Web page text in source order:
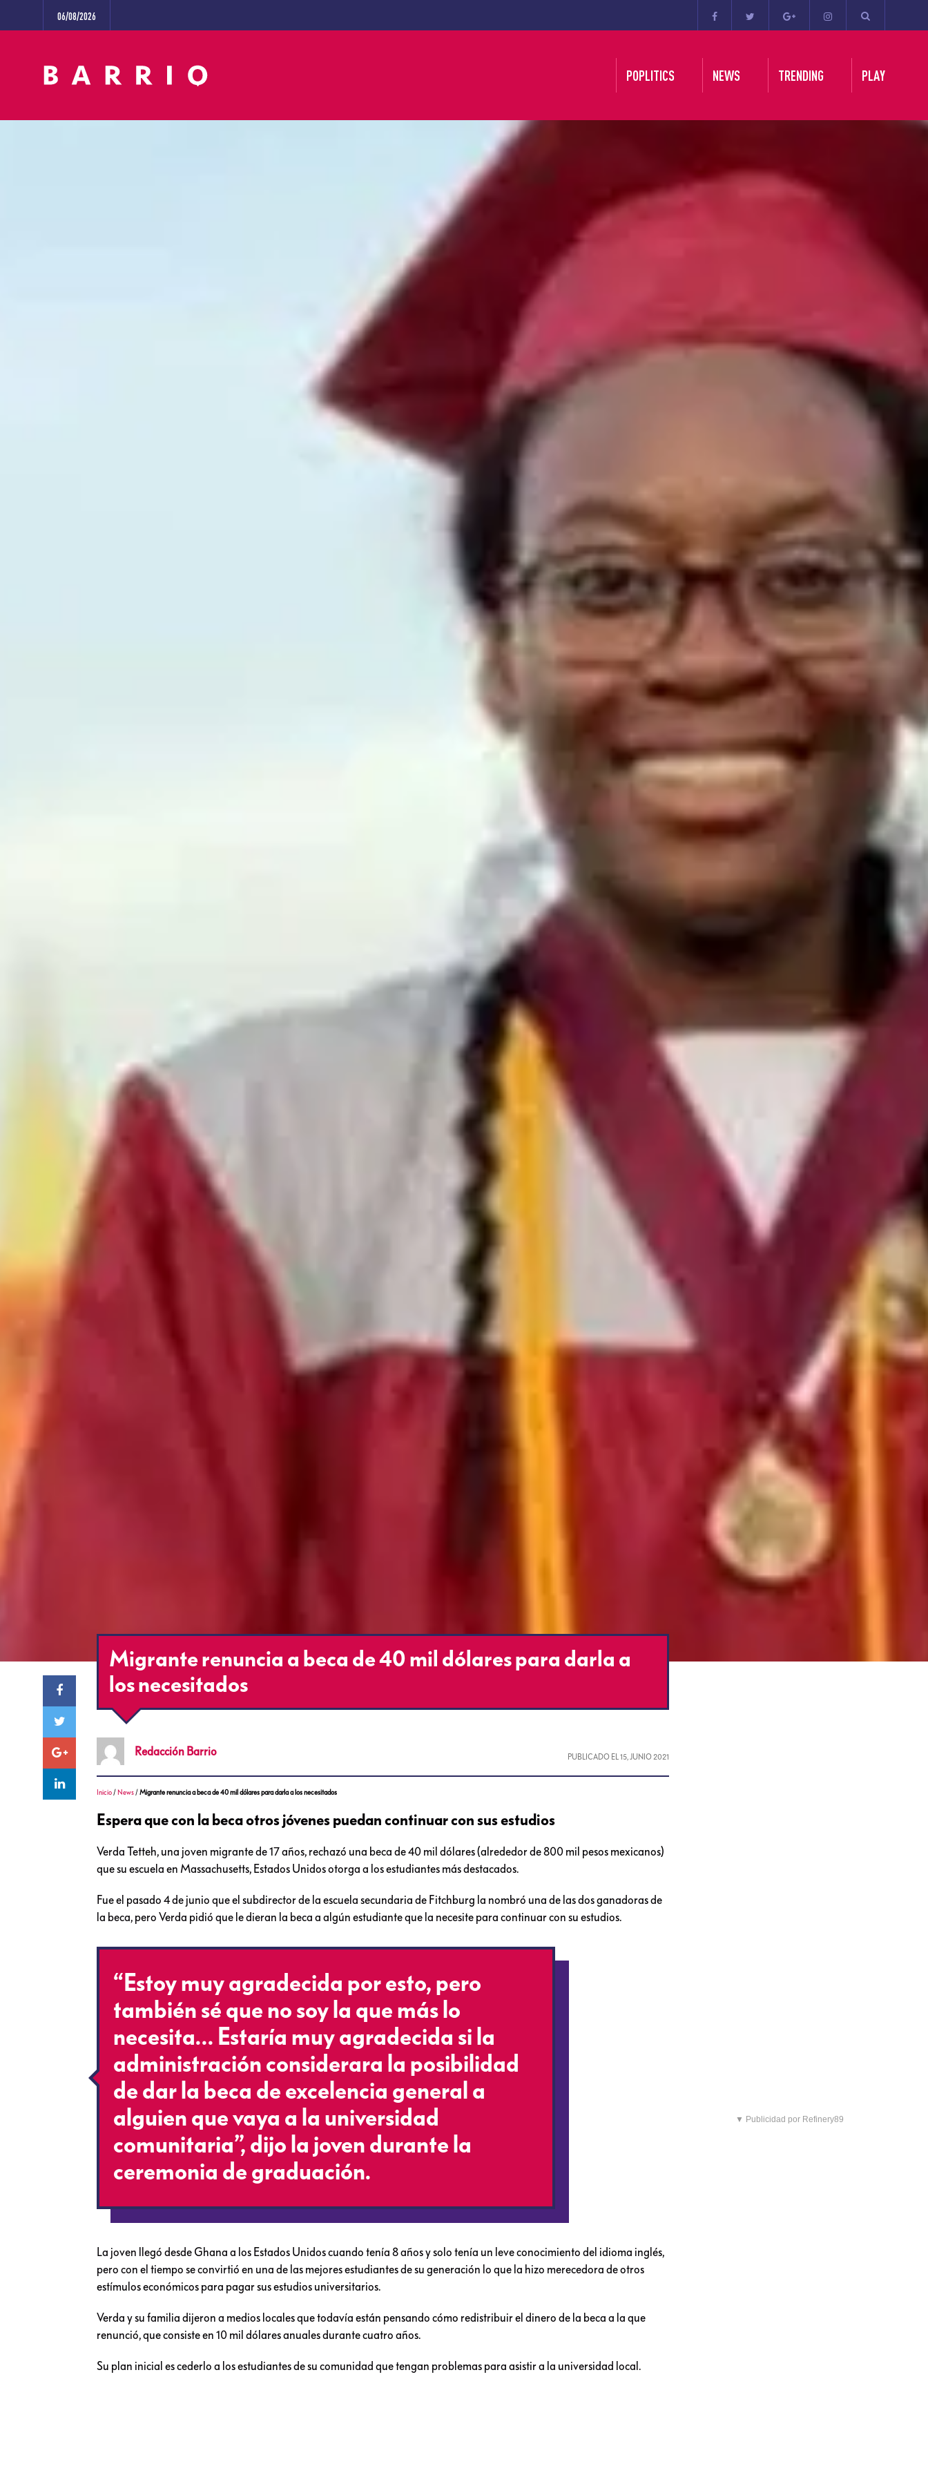
06/08/2026
POPLITICS NEWS TRENDING PLAY
Migrante renuncia a beca de 40 mil dólares para darla a
los necesitados
Redacción Barrio PUBLICADO EL15, JUNIO 2021
Inicio / News /Migrante renuncia a beca de 40 mil dólares para darla a los necesitados
Espera que con la beca otros jóvenes puedan continuar con sus estudios
Verda Tetteh, una joven migrante de 17 años, rechazó una beca de 40 mil dólares (alrededor de 800 mil pesos mexicanos)
que su escuela en Massachusetts, Estados Unidos otorga a los estudiantes más destacados.
Fue el pasado 4 de junio que el subdirector de la escuela secundaria de Fitchburg la nombró una de las dos ganadoras de
la beca, pero Verda pidió que le dieran la beca a algún estudiante que la necesite para continuar con su estudios.
“Estoy muy agradecida por esto, pero
también sé que no soy la que más lo
necesita… Estaría muy agradecida si la
administración considerara la posibilidad
de dar la beca de excelencia general a
alguien que vaya a la universidad
comunitaria”, dijo la joven durante la
ceremonia de graduación.
La joven llegó desde Ghana a los Estados Unidos cuando tenía 8 años y solo tenía un leve conocimiento del idioma inglés,
pero con el tiempo se convirtió en una de las mejores estudiantes de su generación lo que la hizo merecedora de otros
estímulos económicos para pagar sus estudios universitarios.
Verda y su familia dijeron a medios locales que todavía están pensando cómo redistribuir el dinero de la beca a la que
renunció, que consiste en 10 mil dólares anuales durante cuatro años.
Su plan inicial es cederlo a los estudiantes de su comunidad que tengan problemas para asistir a la universidad local.
▼ Publicidad por Refinery89